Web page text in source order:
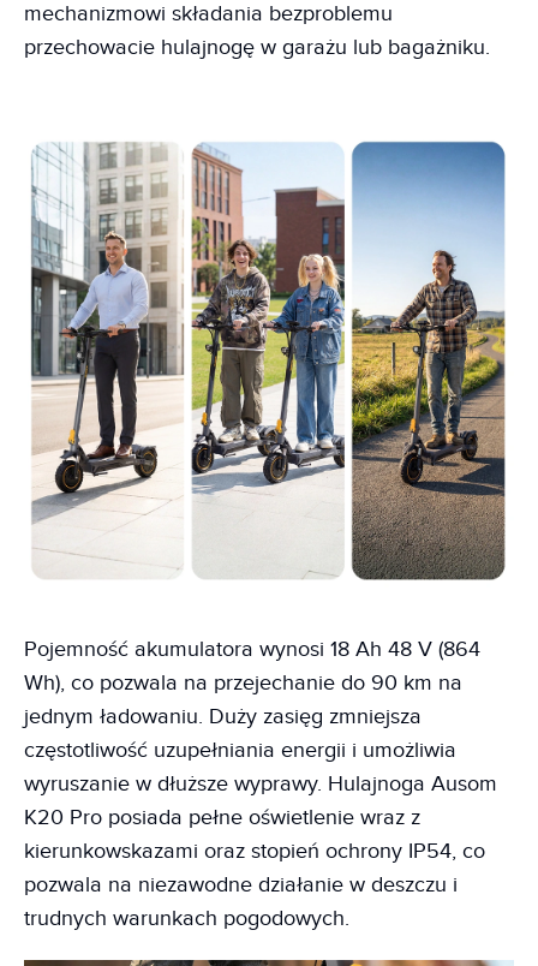
mechanizmowi składania bezproblemu
przechowacie hulajnogę w garażu lub bagażniku.
Pojemność akumulatora wynosi 18 Ah 48 V (864
Wh), co pozwala na przejechanie do 90 km na
jednym ładowaniu. Duży zasięg zmniejsza
częstotliwość uzupełniania energii i umożliwia
wyruszanie w dłuższe wyprawy. Hulajnoga Ausom
K20 Pro posiada pełne oświetlenie wraz z
kierunkowskazami oraz stopień ochrony IP54, co
pozwala na niezawodne działanie w deszczu i
trudnych warunkach pogodowych.